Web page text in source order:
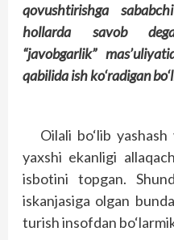
qovushtirishga
hollarda savob
“javobgarlik”
qabilida ish ko‘radigan
Oilali bo‘lib yashash
yaxshi ekanligi
isbotini topgan.
iskanjasiga olgan
turish insofdan